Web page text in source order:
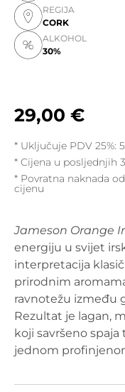
REGIJA
CORK
ALKOHOL
30%
29,00 €
* Uključuje PDV 25%:
Cijena u posljednjih
* Povratna naknada
cijenu
Jameson Orange
energiju u svijet
interpretacija
prirodnim
ravnotežu između
Rezultat je lagan,
koji savršeno
jednom